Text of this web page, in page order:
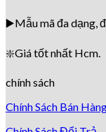
▶️Mẫu mã đa dạng,
❇️Giá tốt nhất Hcm.
chính sách
Chính Sách Bán